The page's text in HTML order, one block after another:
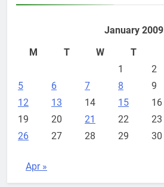
January 2009
M
T W T
1
2
5
6 7 8 9
12
13 14 15 16
19
20 21 22 23
26
27 28 29 30
Apr »